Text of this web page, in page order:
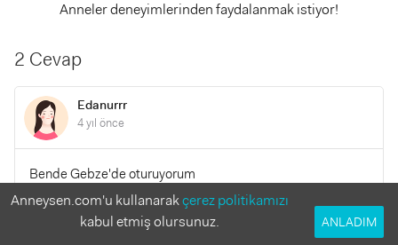
Anneler deneyimlerinden faydalanmak istiyor!
2 Cevap
Edanurrr
4 yıl önce
Bende Gebze'de oturuyorum
YANITLA
0
Anneysen.com'u kullanarakçerez politikamızı
kabul etmiş olursunuz.
ANLADIM